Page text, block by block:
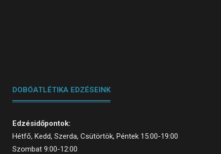
DOBÓATLÉTIKA EDZÉSEINK
Edzésidőpontok:
Hétfő, Kedd, Szerda, Csütörtök, Péntek 15:00-19:00
Szombat 9:00-12:00